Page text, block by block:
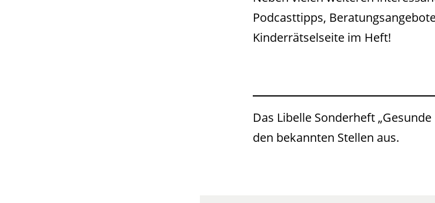
Podcasttipps,
Kinderrätselseite im Heft!
Das Libelle Sonderheft
den bekannten Stellen aus.